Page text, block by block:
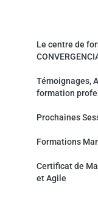
Le centre de
Témoignages,
formation
Prochaines
Formations
Certificat de
et Agile